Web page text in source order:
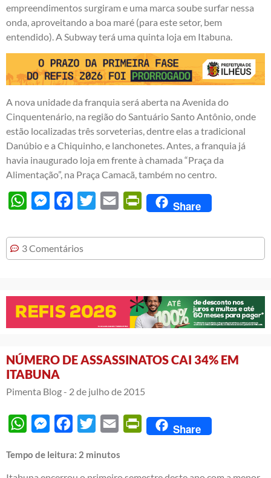
empreendimentos surgiram e uma marca soube surfar nessa
onda, aproveitando a boa maré (para este setor, bem
entendido). A Subway terá uma quinta loja em Itabuna.
A nova unidade da franquia será aberta na Avenida do
Cinquentenário, na região do Santuário Santo Antônio, onde
estão localizadas três sorveterias, dentre elas a tradicional
Danúbio e a Chiquinho, e lanchonetes. Antes, a franquia já
havia inaugurado loja em frente à chamada “Praça da
Alimentação”, na Praça Camacã, também no centro.
WhatsAppMessengerFacebook
Twitter Email PrintFriendly
Share
3 Comentários
NÚMERO DE ASSASSINATOS CAI 34% EM
ITABUNA
Pimenta Blog - 2 de julho de 2015
WhatsAppMessengerFacebook
Twitter Email PrintFriendly
Share
Tempo de leitura: 2 minutos